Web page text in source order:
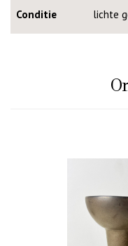
Conditie
lichte